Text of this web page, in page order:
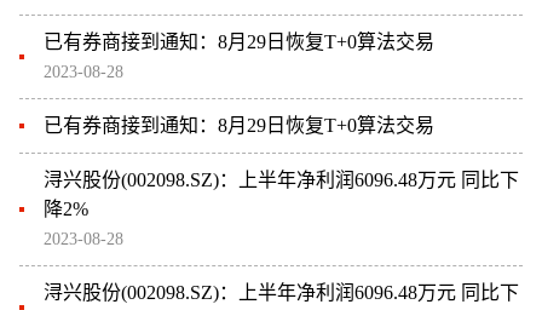
已有券商接到通知：8月29日恢复T+0算法交易
2023-08-28
已有券商接到通知：8月29日恢复T+0算法交易
浔兴股份(002098.SZ)：上半年净利润6096.48万元 同比下
降2%
2023-08-28
浔兴股份(002098.SZ)：上半年净利润6096.48万元 同比下